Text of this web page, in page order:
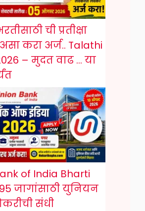
ची प्रतीक्षा
करा अर्ज.. Talathi
– मुदत वाढ … या
of India Bharti
जागांसाठी युनियन
संधी